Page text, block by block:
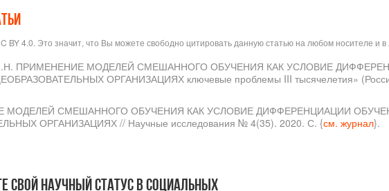
BY 4.0. Это значит, что Вы можете свободно цитировать данную статью на любом носителе и
Н.Н. ПРИМЕНЕНИЕ МОДЕЛЕЙ СМЕШАННОГО ОБУЧЕНИЯ КАК УСЛОВИЕ
ОРГАНИЗАЦИЯХ ключевые проблемы III тысячелетия» (Россия.
МОДЕЛЕЙ СМЕШАННОГО ОБУЧЕНИЯ КАК УСЛОВИЕ ДИФФЕРЕНЦИАЦИИ
ОРГАНИЗАЦИЯХ // Научные исследования № 4(35). 2020. С. {см. журнал}.
свой научный статус в социальных